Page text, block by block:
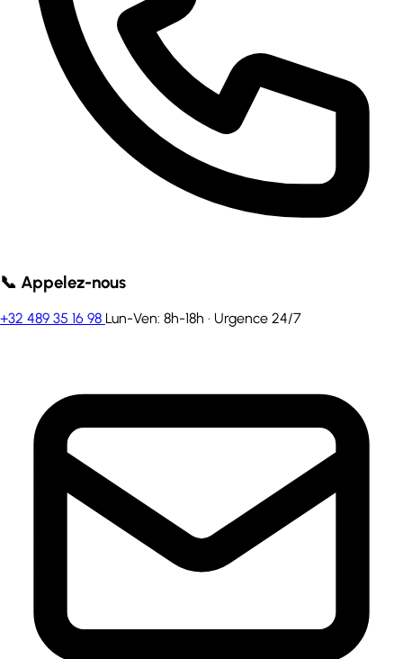
📞 Appelez-nous
+32 489 35 16 98 Lun-Ven: 8h-18h · Urgence 24/7